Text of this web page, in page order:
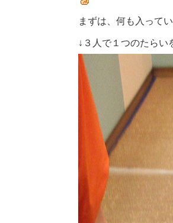
まずは、何も入って
↓３人で１つのたらい